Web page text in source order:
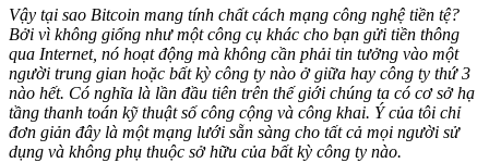
Vậy tại sao Bitcoin mang tính chất cách mạng công nghệ tiền tệ?
Bởi vì không giống như một công cụ khác cho bạn gửi tiền thông
qua Internet, nó hoạt động mà không cần phải tin tưởng vào một
người trung gian hoặc bất kỳ công ty nào ở giữa hay công ty thứ 3
nào hết. Có nghĩa là lần đầu tiên trên thế giới chúng ta có cơ sở hạ
tầng thanh toán kỹ thuật số công cộng và công khai. Ý của tôi chỉ
đơn giản đây là một mạng lưới sẵn sàng cho tất cả mọi người sử
dụng và không phụ thuộc sở hữu của bất kỳ công ty nào.